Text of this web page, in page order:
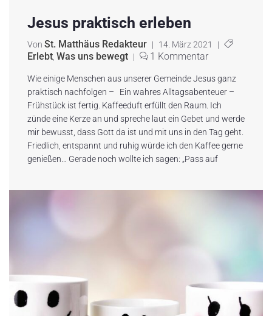
Jesus praktisch erleben
Von St. Matthäus Redakteur | 14. März 2021 |
Erlebt Was uns bewegt | 1 Kommentar
Wie einige Menschen aus unserer Gemeinde Jesus ganz
praktisch nachfolgen – Ein wahres Alltagsabenteuer –
Frühstück ist fertig. Kaffeeduft erfüllt den Raum. Ich
zünde eine Kerze an und spreche laut ein Gebet und werde
mir bewusst, dass Gott da ist und mit uns in den Tag geht.
Friedlich, entspannt und ruhig würde ich den Kaffee gerne
genießen… Gerade noch wollte ich sagen: „Pass auf